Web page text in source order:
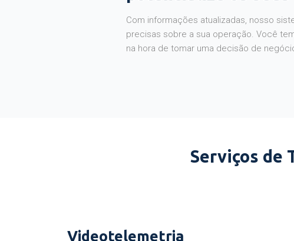
Com informações atualizadas, nosso
precisas sobre a sua operação. Você
na hora de tomar uma decisão de
Serviços de
Videotelemetria